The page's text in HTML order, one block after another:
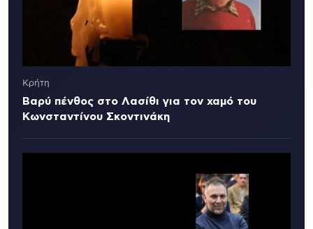
Κρήτη
Βαρύ πένθος στο Λασίθι για τον χαμό του
Κωνσταντίνου Σκοντινάκη